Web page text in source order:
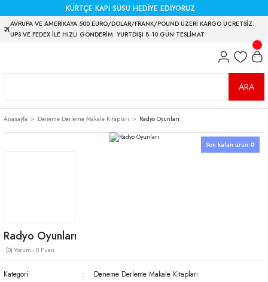
KÜRTÇE KAPI SÜSÜ HEDİYE EDİYORUZ
AVRUPA VE AMERİKAYA 500 EURO/DOLAR/FRANK/POUND ÜZERİ KARGO ÜCRETSİZ.
UPS VE FEDEX İLE HIZLI GÖNDERİM. YURTDIŞI 8-10 GÜN TESLİMAT
ARA
Anasayfa Deneme Derleme Makale Kitapları Radyo Oyunları
Son kalan ürün:0
Radyo Oyunları
(0) Yorum - 0 Puan
Kategori
Deneme Derleme Makale Kitapları